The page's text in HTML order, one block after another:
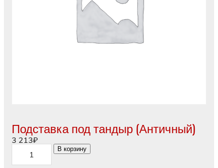
Подставка под тандыр (Античный)
3 213₽
Количество
товара
Подставка
В корзину